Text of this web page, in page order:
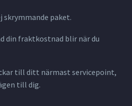
skrymmande paket.
din fraktkostnad blir när du
till ditt närmast servicepoint,
till dig.